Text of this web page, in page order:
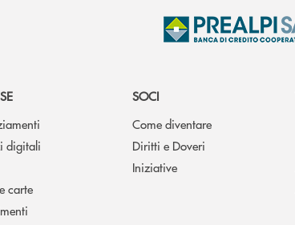
digitali
carte
SOCI
Come diventare
Diritti e Doveri
Iniziative